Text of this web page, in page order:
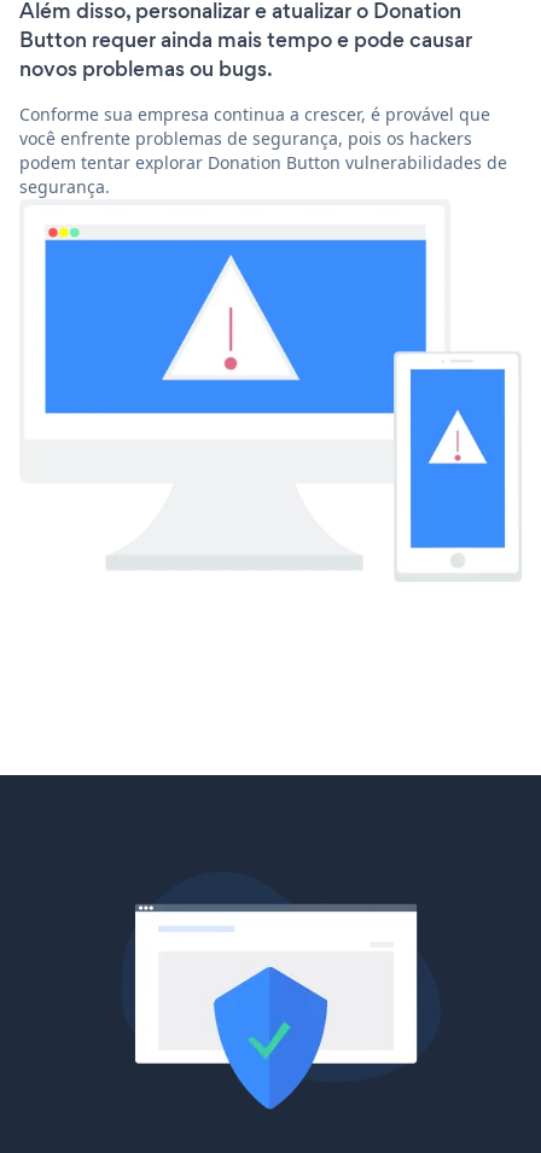
Além disso, personalizar e atualizar o Donation
Button requer ainda mais tempo e pode causar
novos problemas ou bugs.
Conforme sua empresa continua a crescer, é provável que
você enfrente problemas de segurança, pois os hackers
podem tentar explorar Donation Button vulnerabilidades de
segurança.